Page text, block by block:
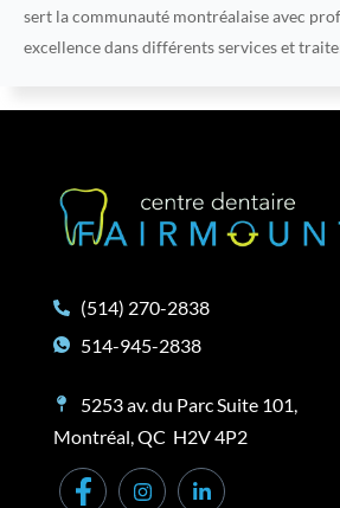
sert la communauté montréalaise avec
excellence dans différents services et
(514) 270-2838
514-945-2838
5253 av. du Parc Suite 101,
Montréal, QC H2V 4P2